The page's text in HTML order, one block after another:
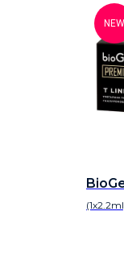
NEW